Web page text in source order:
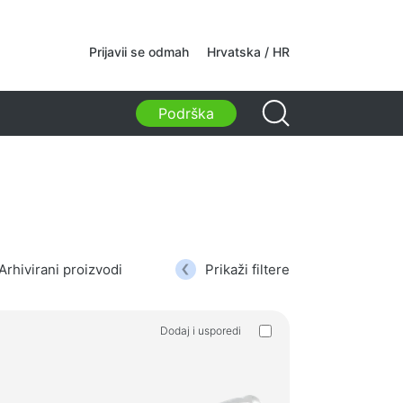
Prijavii se odmah Hrvatska / HR
Podrška
torbe, držači, ostali dodaci
na kotačićima
za organizaciju
za učenje i slobodno vrijeme
Arhivirani proizvodi Prikaži filtere
Dodaj i usporedi